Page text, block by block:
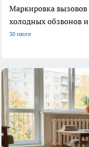
Маркировка
холодных обзвонов
30 июля